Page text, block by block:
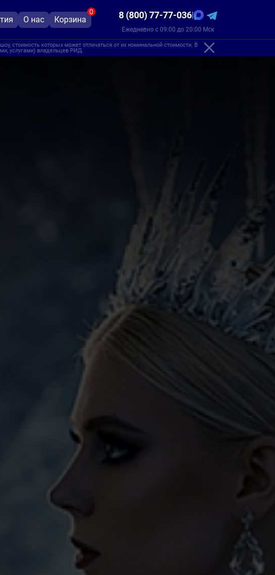
О нас Корзина
0 8 (800) 77-77-036|
Ежедневно с 09:00 до 20:00 Мск
стоимость которых может отличаться от их номинальной стоимости. В
услугами) владельцев РИД.